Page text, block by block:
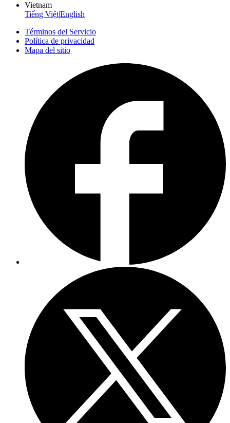
Vietnam
Tiếng Việt|English
Términos del Servicio
Política de privacidad
Mapa del sitio